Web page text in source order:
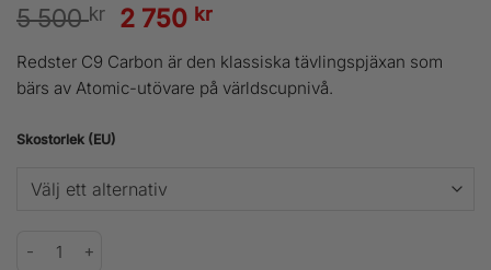
5 500kr
Det
ursprungliga
priset
500 kr.
2 750 krDet
nuvarande
priset
Redster C9 Carbon är den klassiska tävlingspjäxan som
bärs av Atomic-utövare på världscupnivå.
Skostorlek (EU)